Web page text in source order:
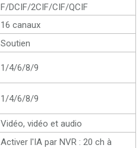
F/DCIF/2CIF/CIF/QCIF
16 canaux
Soutien
1/4/6/8/9
1/4/6/8/9
Vidéo, vidéo et audio
Activer l'IA par NVR : 20 ch à